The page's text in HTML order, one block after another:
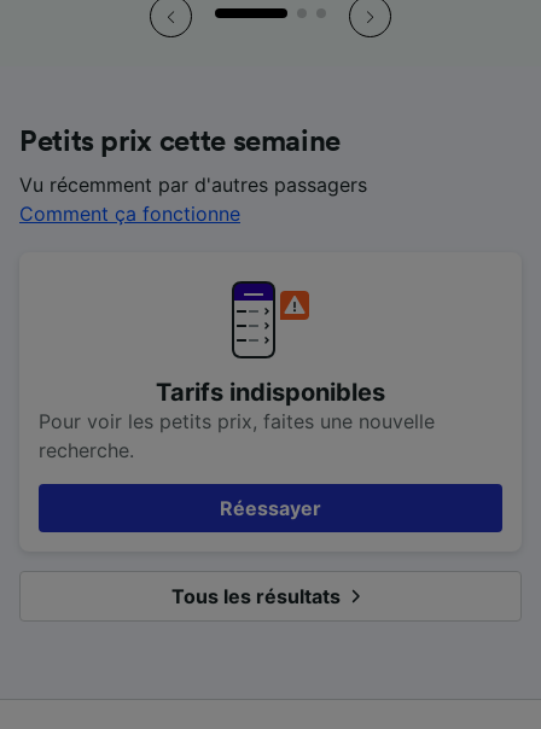
Petits prix cette semaine
Vu récemment par d'autres passagers
Comment ça fonctionne
Tarifs indisponibles
Pour voir les petits prix, faites une nouvelle
recherche.
Réessayer
Tous les résultats